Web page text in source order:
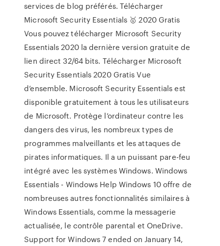
services de blog préférés. Télécharger
Microsoft Security Essentials 🥇 2020 Gratis
Vous pouvez télécharger Microsoft Security
Essentials 2020 la dernière version gratuite de
lien direct 32/64 bits. Télécharger Microsoft
Security Essentials 2020 Gratis Vue
d’ensemble. Microsoft Security Essentials est
disponible gratuitement à tous les utilisateurs
de Microsoft. Protège l’ordinateur contre les
dangers des virus, les nombreux types de
programmes malveillants et les attaques de
pirates informatiques. Il a un puissant pare-feu
intégré avec les systèmes Windows. Windows
Essentials - Windows Help Windows 10 offre de
nombreuses autres fonctionnalités similaires à
Windows Essentials, comme la messagerie
actualisée, le contrôle parental et OneDrive.
Support for Windows 7 ended on January 14,